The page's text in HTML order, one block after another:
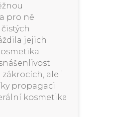
pro ně
jejich
ale i
propagaci
kosmetika